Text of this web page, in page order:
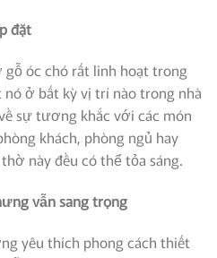
đặt
óc chó rất linh hoạt trong
nó ở bất kỳ vị trí nào trong nhà
sự tương khắc với các món
khách, phòng ngủ hay
này đều có thể tỏa sáng.
vẫn sang trọng
yêu thích phong cách thiết